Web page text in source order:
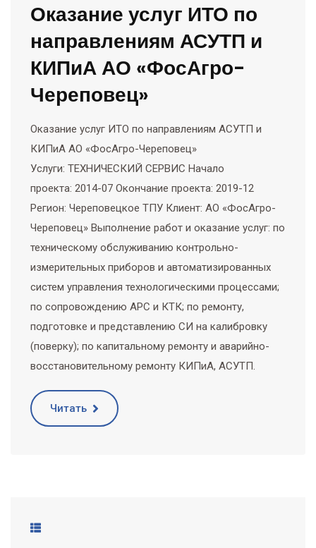
Оказание услуг ИТО по
направлениям АСУТП и
КИПиА АО «ФосАгро-
Череповец»
Оказание услуг ИТО по направлениям АСУТП и
КИПиА АО «ФосАгро-Череповец»
Услуги: ТЕХНИЧЕСКИЙ СЕРВИС Начало
проекта: 2014-07 Окончание проекта: 2019-12
Регион: Череповецкое ТПУ Клиент: АО «ФосАгро-
Череповец» Выполнение работ и оказание услуг: по
техническому обслуживанию контрольно-
измерительных приборов и автоматизированных
систем управления технологическими процессами;
по сопровождению APC и КТК; по ремонту,
подготовке и представлению СИ на калибровку
(поверку); по капитальному ремонту и аварийно-
восстановительному ремонту КИПиА, АСУТП.
Читать